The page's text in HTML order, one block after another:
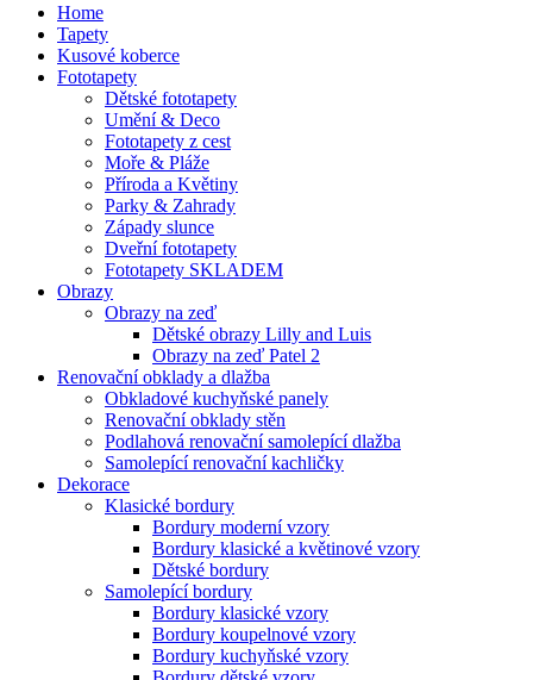
Home
Tapety
Kusové koberce
Fototapety
Dětské fototapety
Umění & Deco
Fototapety z cest
Moře & Pláže
Příroda a Květiny
Parky & Zahrady
Západy slunce
Dveřní fototapety
Fototapety SKLADEM
Obrazy
Obrazy na zeď
Dětské obrazy Lilly and Luis
Obrazy na zeď Patel 2
Renovační obklady a dlažba
Obkladové kuchyňské panely
Renovační obklady stěn
Podlahová renovační samolepící dlažba
Samolepící renovační kachličky
Dekorace
Klasické bordury
Bordury moderní vzory
Bordury klasické a květinové vzory
Dětské bordury
Samolepící bordury
Bordury klasické vzory
Bordury koupelnové vzory
Bordury kuchyňské vzory